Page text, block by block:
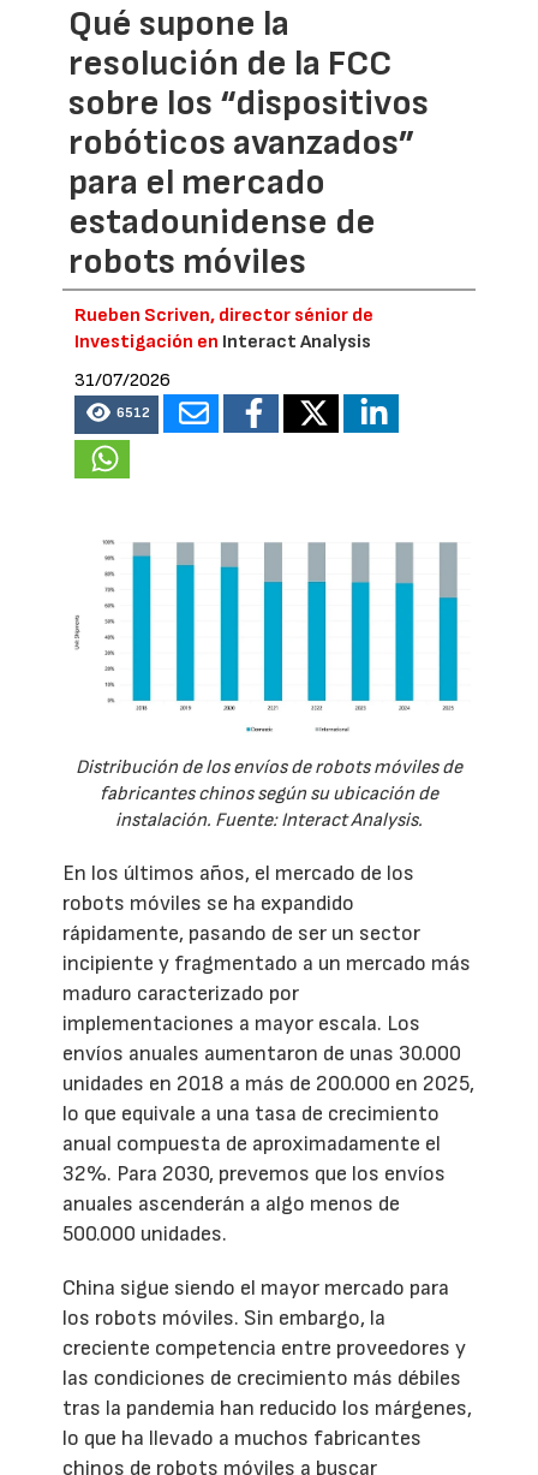
Qué supone la
resolución de la FCC
sobre los “dispositivos
robóticos avanzados”
para el mercado
estadounidense de
robots móviles
Rueben Scriven, director sénior de
Investigación en Interact Analysis
31/07/2026
6512
Distribución de los envíos de robots móviles de
fabricantes chinos según su ubicación de
instalación. Fuente: Interact Analysis.
En los últimos años, el mercado de los
robots móviles se ha expandido
rápidamente, pasando de ser un sector
incipiente y fragmentado a un mercado más
maduro caracterizado por
implementaciones a mayor escala. Los
envíos anuales aumentaron de unas 30.000
unidades en 2018 a más de 200.000 en 2025,
lo que equivale a una tasa de crecimiento
anual compuesta de aproximadamente el
32%. Para 2030, prevemos que los envíos
anuales ascenderán a algo menos de
500.000 unidades.
China sigue siendo el mayor mercado para
los robots móviles. Sin embargo, la
creciente competencia entre proveedores y
las condiciones de crecimiento más débiles
tras la pandemia han reducido los márgenes,
lo que ha llevado a muchos fabricantes
chinos de robots móviles a buscar